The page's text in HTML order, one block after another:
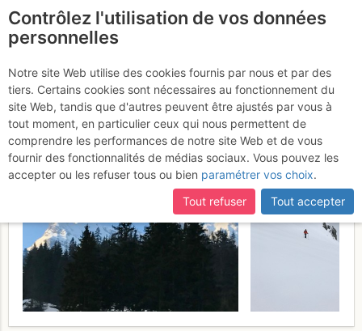
certaines pages ne sont plus accessibles, manquantes ou
incomplètes, déconnectez-vous puis reconnectez-vous à votre
compte sur le site.
Hinderi Spillgerte
Jeudi 6
avril 2017
Contrôlez l'utilisation de vos données
personnelles
Notre site Web utilise des cookies fournis par nous et par des
tiers. Certains cookies sont nécessaires au fonctionnement du
site Web, tandis que d'autres peuvent être ajustés par vous à
tout moment, en particulier ceux qui nous permettent de
comprendre les performances de notre site Web et de vous
fournir des fonctionnalités de médias sociaux. Vous pouvez les
accepter ou les refuser tous ou bien paramétrer vos choix.
Tout refuser
Tout accepter